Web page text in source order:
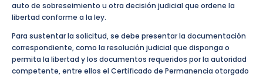
auto de sobreseimiento u otra decisión judicial que ordene la
libertad conforme a la ley.
Para sustentar la solicitud, se debe presentar la documentación
correspondiente, como la resolución judicial que disponga o
permita la libertad y los documentos requeridos por la autoridad
competente, entre ellos el Certificado de Permanencia otorgado